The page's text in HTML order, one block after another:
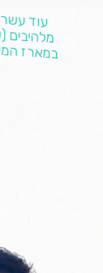
עוד
במארז
) שמגיע